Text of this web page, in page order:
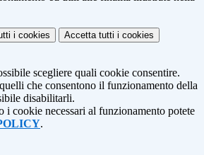
i cookies Accetta tutti i cookies
scegliere quali cookie consentire.
che consentono il funzionamento della
disabilitarli.
i cookie necessari al funzionamento potete
.